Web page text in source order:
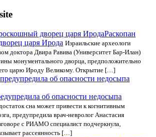
Раскопан
царя Ирода Израильские археологи
доктора Двира Равива (Университет Бар-Илан)
монументального дворца, предположительно
царю Ироду Великому. Открытие […]
об опасности недосыпа
сна может привести к когнитивным
предупредила врач-невролог Анастасия
с РИАМО специалист подчеркнула,
рассеянность […]